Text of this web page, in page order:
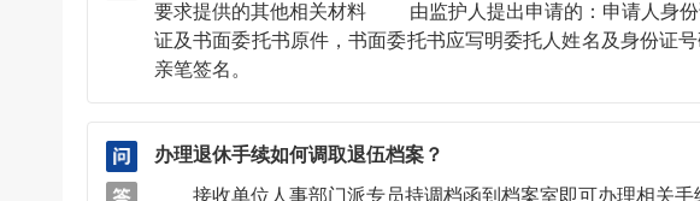
要求提供的其他相关材料 由监护人提出申请的：申请人身
证及书面委托书原件，书面委托书应写明委托人姓名及身份证
亲笔签名。
办理退休手续如何调取退伍档案？
接收单位人事部门派专员持调档函到档案室即可办理相